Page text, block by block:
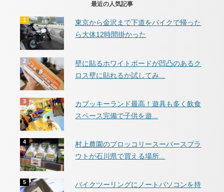
最近の人気記事
東京から金沢まで下道をバイクで帰った
ら大体12時間掛かった
壁に貼るホワイトボードが凹凸のあるク
ロス壁に貼れるか試してみ...
カブッキーランド最高！遊具も多く飲食
スペース完備で子供を遊...
村上農園のブロッコリースーパースプラ
ウトが石川県で買える場所...
バイクツーリングにノートパソコンを持